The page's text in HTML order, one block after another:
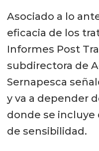
Asociado a lo
eficacia de los
Informes Post
subdirectora de
Sernapesca
y va a depender
donde se
de sensibilidad.